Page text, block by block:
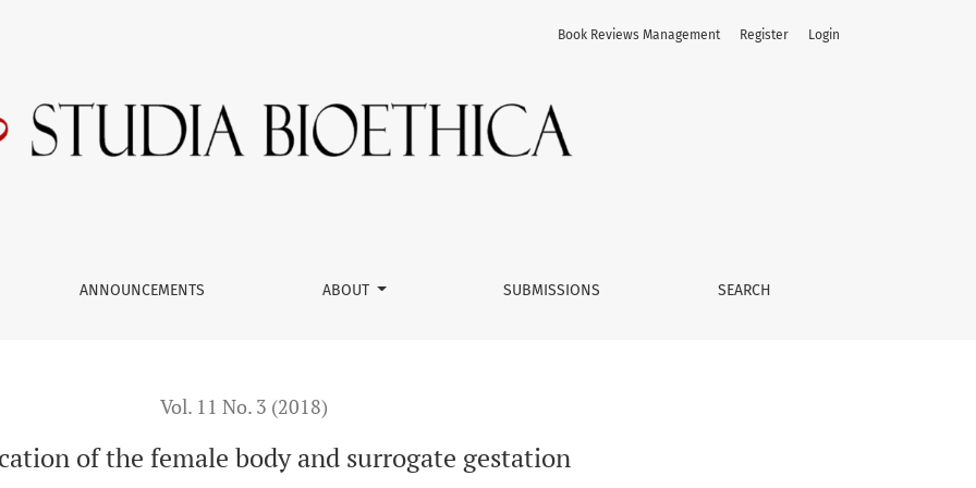
gestation
ANNOUNCEMENTS ABOUT SUBMISSIONS SEARCH
Book Reviews Management Register Login
Vol. 11 No. 3 (2018)
of the female body and surrogate gestation